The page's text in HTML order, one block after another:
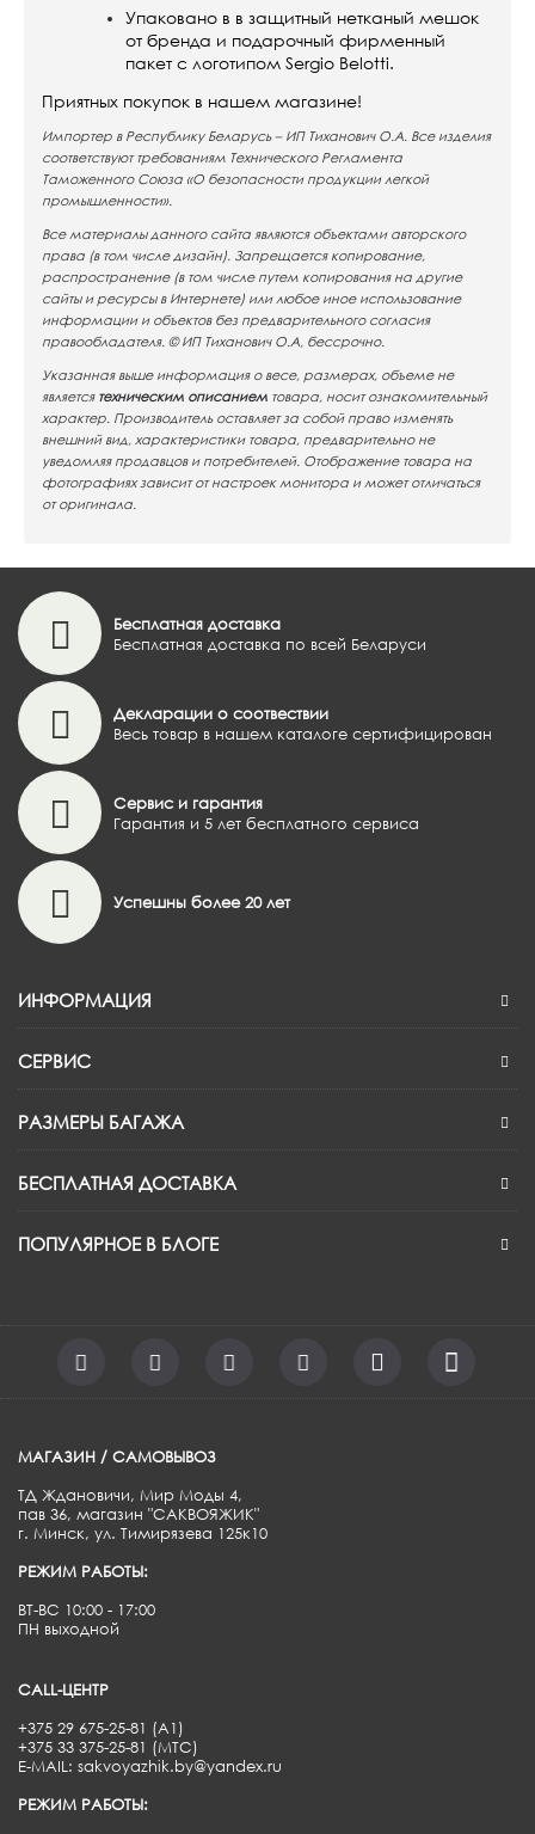
Упаковано в в защитный нетканый мешок
от бренда и подарочный фирменный
пакет с логотипом Sergio Belotti.
Приятных покупок в нашем магазине!
Импортер в Республику Беларусь – ИП Тиханович О.А. Все изделия
соответствуют требованиям Технического Регламента
Таможенного Союза «О безопасности продукции легкой
промышленности».
Все материалы данного сайта являются объектами авторского
права (в том числе дизайн). Запрещается копирование,
распространение (в том числе путем копирования на другие
сайты и ресурсы в Интернете) или любое иное использование
информации и объектов без предварительного согласия
правообладателя. © ИП Тиханович О.А, бессрочно.
Указанная выше информация о весе, размерах, объеме не
является техническим описанием товара, носит ознакомительный
характер. Производитель оставляет за собой право изменять
внешний вид, характеристики товара, предварительно не
уведомляя продавцов и потребителей. Отображение товара на
фотографиях зависит от настроек монитора и может отличаться
от оригинала.
Бесплатная доставка
Бесплатная доставка по всей Беларуси
Декларации о соотвествии
Весь товар в нашем каталоге сертифицирован
Сервис и гарантия
Гарантия и 5 лет бесплатного сервиса
Успешны более 20 лет
ИНФОРМАЦИЯ
СЕРВИС
РАЗМЕРЫ БАГАЖА
БЕСПЛАТНАЯ ДОСТАВКА
ПОПУЛЯРНОЕ В БЛОГЕ
МАГАЗИН / САМОВЫВОЗ
ТД Ждановичи, Мир Моды 4,
пав 36, магазин "САКВОЯЖИК"
г. Минск, ул. Тимирязева 125к10
РЕЖИМ РАБОТЫ:
ВТ-ВС 10:00 - 17:00
ПН выходной
CALL-ЦЕНТР
+375 29 675-25-81 (A1)
+375 33 375-25-81 (МТС)
E-MAIL: sakvoyazhik.by@yandex.ru
РЕЖИМ РАБОТЫ: